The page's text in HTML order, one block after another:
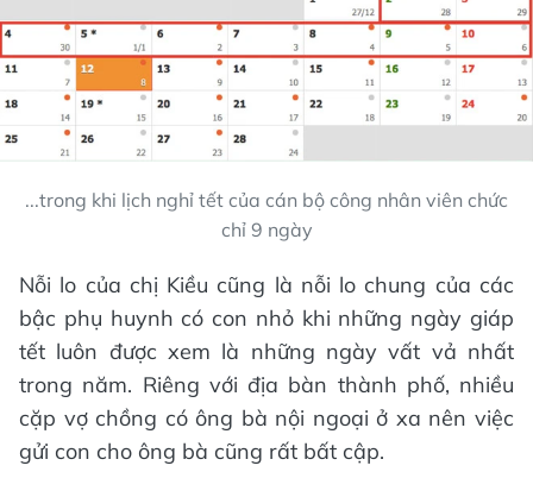
...trong khi lịch nghỉ tết của cán bộ công nhân viên chức
chỉ 9 ngày
Nỗi lo của chị Kiều cũng là nỗi lo chung của các
bậc phụ huynh có con nhỏ khi những ngày giáp
tết luôn được xem là những ngày vất vả nhất
trong năm. Riêng với địa bàn thành phố, nhiều
cặp vợ chồng có ông bà nội ngoại ở xa nên việc
gửi con cho ông bà cũng rất bất cập.